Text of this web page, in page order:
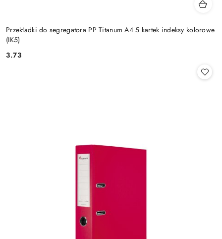
Przekładki do segregatora PP Titanum A4 5 kartek indeksy kolorowe
(IK5)
Cena:
3.73